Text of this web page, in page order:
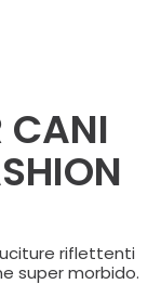
CANI
riflettenti
super morbido.